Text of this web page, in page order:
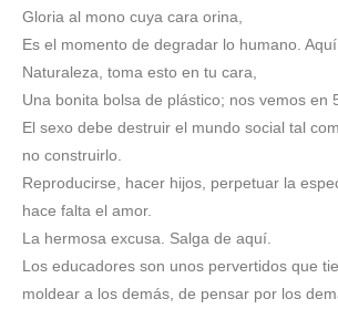
Gloria al mono cuya cara orina,
Es el momento de degradar lo humano.
Naturaleza, toma esto en tu cara,
Una bonita bolsa de plástico; nos vemos en
El sexo debe destruir el mundo social tal
no construirlo.
Reproducirse, hacer hijos, perpetuar la
hace falta el amor.
La hermosa excusa. Salga de aquí.
Los educadores son unos pervertidos que
moldear a los demás, de pensar por los